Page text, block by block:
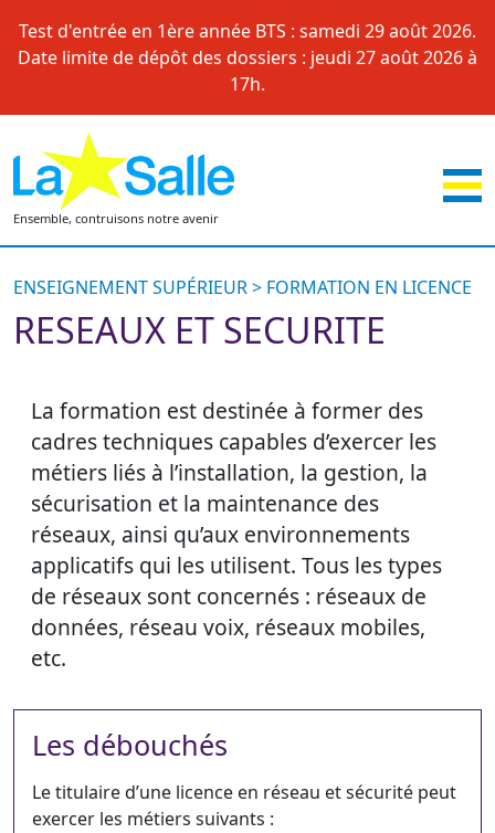
content
Test d'entrée en 1ère année BTS : samedi 29 août 2026.
Date limite de dépôt des dossiers : jeudi 27 août 2026 à
17h.
Ensemble, contruisons notre avenir
ENSEIGNEMENT SUPÉRIEUR > FORMATION EN LICENCE
RESEAUX ET SECURITE
La formation est destinée à former des
cadres techniques capables d’exercer les
métiers liés à l’installation, la gestion, la
sécurisation et la maintenance des
réseaux, ainsi qu’aux environnements
applicatifs qui les utilisent. Tous les types
de réseaux sont concernés : réseaux de
données, réseau voix, réseaux mobiles,
etc.
Les débouchés
Le titulaire d’une licence en réseau et sécurité peut
exercer les métiers suivants :